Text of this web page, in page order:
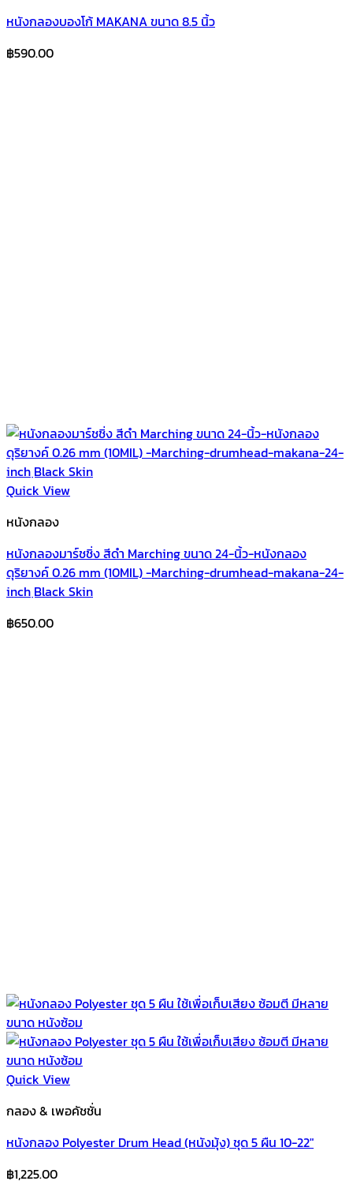
หนังกลองบองโก้ MAKANA ขนาด 8.5 นิ้ว
฿590.00
Quick View
หนังกลอง
หนังกลองมาร์ชชิ่ง สีดำ Marching ขนาด 24-นิ้ว-หนังกลอง
ดุริยางค์ 0.26 mm (10MIL) -Marching-drumhead-makana-24-
inch ฺBlack Skin
฿650.00
Quick View
กลอง & เพอคัชชั่น
หนังกลอง Polyester Drum Head (หนังมุ้ง) ชุด 5 ผืน 10-22″
฿1,225.00